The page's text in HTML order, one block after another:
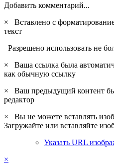
Добавить комментарий...
×
Вставлено с
текст
Разрешено использовать не
×
Ваша ссылка была
как обычную ссылку
×
Ваш предыдущий контент
редактор
×
Вы не можете вставлять
Загружайте или вставляйте
Указать URL
×